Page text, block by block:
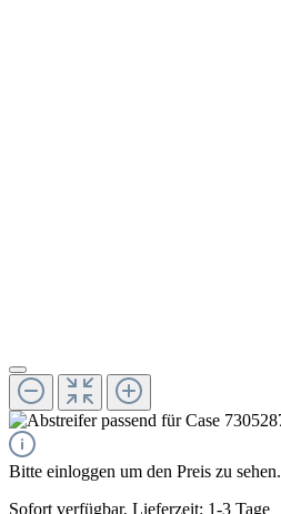
Bitte einloggen um den Preis zu sehen.
Sofort verfügbar, Lieferzeit: 1-3 Tage